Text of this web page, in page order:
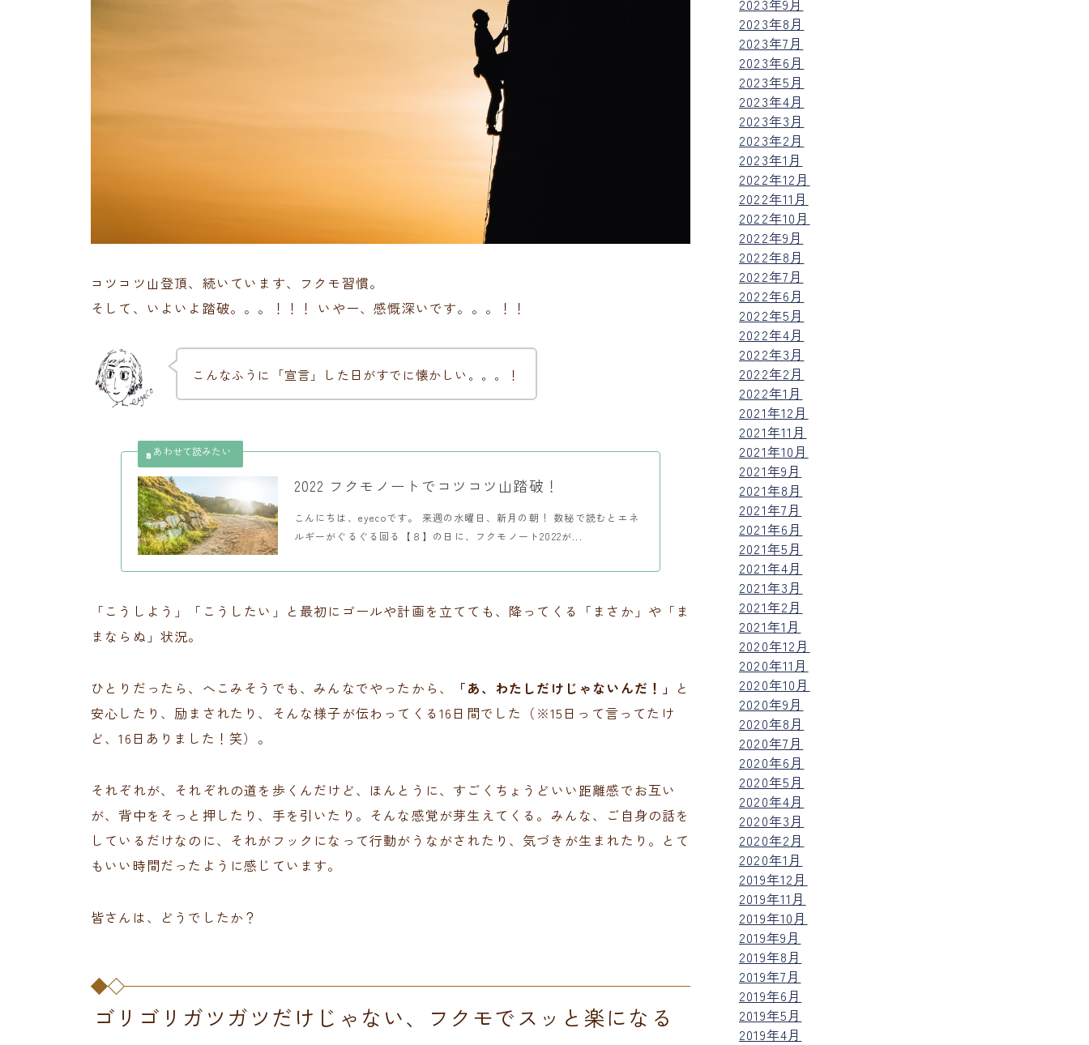
コツコツ山登頂、続いています、フクモ習慣。
そして、いよいよ踏破。。。！！！ いやー、感慨深いです。。。！！
こんなふうに「宣言」した日がすでに懐かしい。。。！
2022 フクモノートでコツコツ山踏破！
こんにちは、eyecoです。 来週の水曜日、新月の朝！ 数秘で読むとエネ
ルギーがぐるぐる回る【８】の日に、フクモノート2022が...
「こうしよう」「こうしたい」と最初にゴールや計画を立てても、降ってくる「まさか」や「ま
まならぬ」状況。
ひとりだったら、へこみそうでも、みんなでやったから、 「あ、わたしだけじゃないんだ！」 と
安心したり、励まされたり、そんな様子が伝わってくる16日間でした（※15日って言ってたけ
ど、16日ありました！笑）。
それぞれが、それぞれの道を歩くんだけど、ほんとうに、すごくちょうどいい距離感でお互い
が、背中をそっと押したり、手を引いたり。そんな感覚が芽生えてくる。みんな、ご自身の話を
しているだけなのに、それがフックになって行動がうながされたり、気づきが生まれたり。とて
もいい時間だったように感じています。
皆さんは、どうでしたか？
ゴリゴリガツガツだけじゃない、フクモでスッと楽になる
2023年9月
2023年8月
2023年7月
2023年6月
2023年5月
2023年4月
2023年3月
2023年2月
2023年1月
2022年12月
2022年11月
2022年10月
2022年9月
2022年8月
2022年7月
2022年6月
2022年5月
2022年4月
2022年3月
2022年2月
2022年1月
2021年12月
2021年11月
2021年10月
2021年9月
2021年8月
2021年7月
2021年6月
2021年5月
2021年4月
2021年3月
2021年2月
2021年1月
2020年12月
2020年11月
2020年10月
2020年9月
2020年8月
2020年7月
2020年6月
2020年5月
2020年4月
2020年3月
2020年2月
2020年1月
2019年12月
2019年11月
2019年10月
2019年9月
2019年8月
2019年7月
2019年6月
2019年5月
2019年4月